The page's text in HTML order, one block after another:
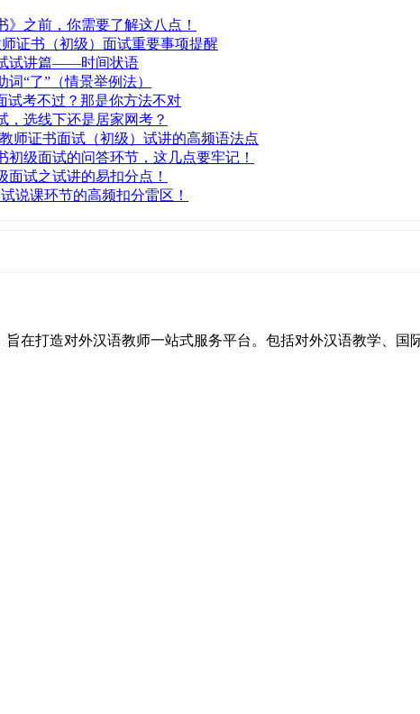
》之前，你需要了解这八点！
证书（初级）面试重要事项提醒
试讲篇——时间状语
“了”（情景举例法）
试考不过？那是你方法不对
，选线下还是居家网考？
证书面试（初级）试讲的高频语法点
初级面试的问答环节，这几点要牢记！
面试之试讲的易扣分点！
说课环节的高频扣分雷区！
旨在打造对外汉语教师一站式服务平台。包括对外汉语教学、